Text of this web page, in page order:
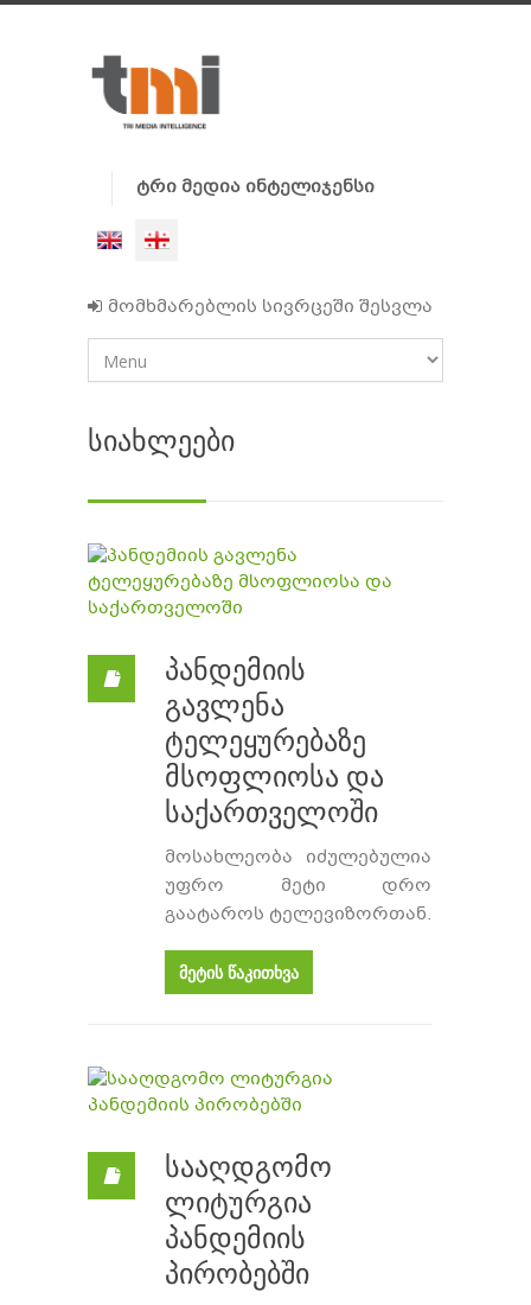
ტრი მედია ინტელიჯენსი
მომხმარებლის სივრცეში შესვლა
სიახლეები
პანდემიის
გავლენა
ტელეყურებაზე
მსოფლიოსა და
საქართველოში
მოსახლეობა იძულებულია
უფრო მეტი დრო
გაატაროს ტელევიზორთან.
მეტის წაკითხვა
სააღდგომო
ლიტურგია
პანდემიის
პირობებში